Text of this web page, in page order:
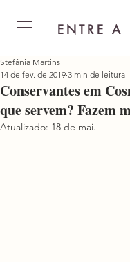
ENTRE A
Conservantes em
que servem? Fazem
Stefânia Martins
14 de fev. de 2019 3 min de leitura
Atualizado: 18 de mai.